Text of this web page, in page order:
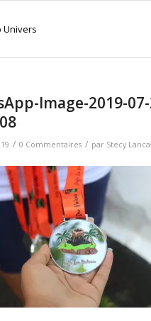
Image-2019-
/ 0 Commentaires / par Stecy